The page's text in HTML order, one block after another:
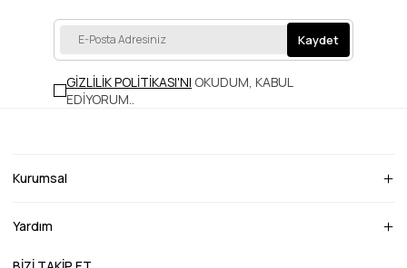
Kaydet
GİZLİLİK POLİTİKASI'NI OKUDUM, KABUL
EDİYORUM..
Kurumsal
Yardım